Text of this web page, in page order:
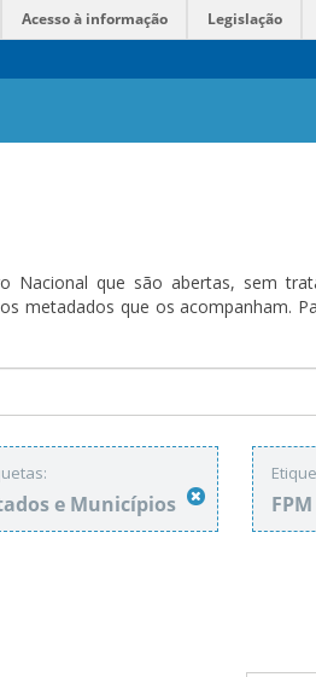
Acesso à informação Legislação
Nacional que são abertas, sem
metadados que os acompanham.
e Municípios FPM